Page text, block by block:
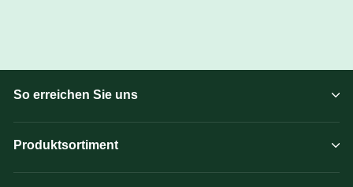
So erreichen Sie uns
Produktsortiment